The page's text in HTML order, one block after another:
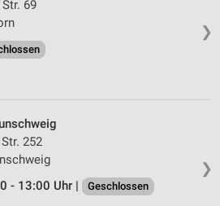
❯
69
❯
252
- 13:00 Uhr |
Geschlossen